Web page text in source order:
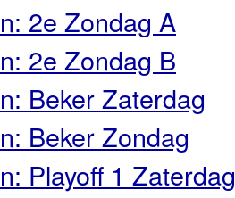
2e Zondag A
2e Zondag B
Beker Zaterdag
Beker Zondag
Playoff 1 Zaterdag